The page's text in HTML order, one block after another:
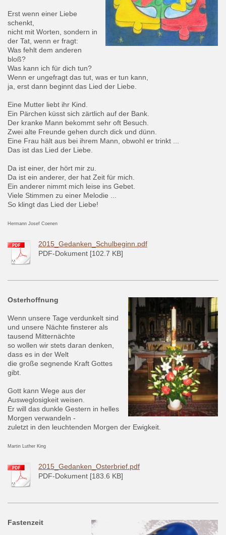
Erst wenn einer Liebe
schenkt,
nicht mit Worten, sondern in
der Tat, wenn er fragt:
Was fehlt dem anderen
bloß?
Was kann ich für dich tun?
Wenn er ungefragt das tut, was er tun kann,
ja, erst dann beginnt das Lied der Liebe.
Eine Mutter liebt ihr Kind.
Ein Pärchen küsst sich zärtlich auf der Bank.
Der kranke Mann bekommt sehr oft Besuch.
Zwei alte Freunde gehen durch dick und dünn.
Eine Frau hält aus bei ihrem Mann, obwohl er trinkt ...
Das ist das Lied der Liebe.
Da ist einer, der hört mir zu.
Da ist ein anderer, der hat Zeit für mich.
Ein anderer nimmt mich leise ins Gebet.
Viele Stimmen zu einer Melodie ...
So klingt das Lied der Liebe!
Hermann Josef Coenen
2015_Gedanken_Schulbeginn.pdf
PDF-Dokument [102.7 KB]
Osterhoffnung
Wenn unsere Tage verdunkelt sind
und unsere Nächte finsterer als
tausend Mitternächte
so wollen wir stets daran denken,
dass es in der Welt
die große segnende Kraft Gottes
gibt.
Gott kann Wege aus der
Ausweglosigkeit weisen.
Er will das dunkle Gestern in helles
Morgen verwandeln -
zuletzt in den leuchtenden Morgen der Ewigkeit.
Martin Luther King
2015_Gedanken_Osterbrief.pdf
PDF-Dokument [183.6 KB]
Fastenzeit